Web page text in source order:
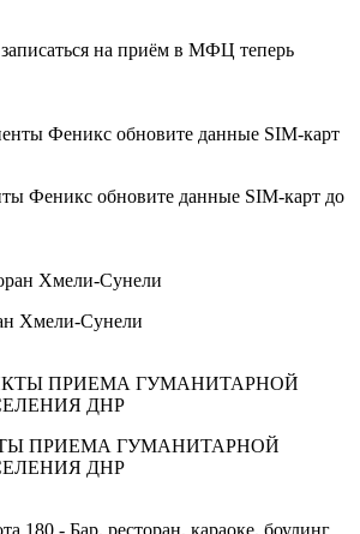
на приём в МФЦ теперь
Феникс обновите данные SIM-карт до
Хмели-Сунели
ПРИЕМА ГУМАНИТАРНОЙ
ДНР